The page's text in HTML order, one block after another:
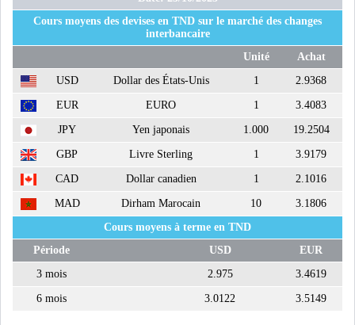
PÉTROLE : LE BARIL DE BRENT
REPASSE AU-D...
LES PRIX DU PÉTROLE
GRIMPENT SOUS L...
INTERVIEWS
TUSTEX PLUS
Cours moyens des devises en TND sur le marché des changes
interbancaire
Unité
Achat
USD
Dollar des États-Unis 1 2.9368
EUR EURO 1 3.4083
JPY Yen japonais 1.000 19.2504
GBP Livre Sterling 1 3.9179
CAD Dollar canadien 1 2.1016
MAD Dirham Marocain 10
3.1806
Cours moyens à terme en TND
Période
USD
EUR
3 mois
2.975 3.4619
6 mois 3.0122 3.5149